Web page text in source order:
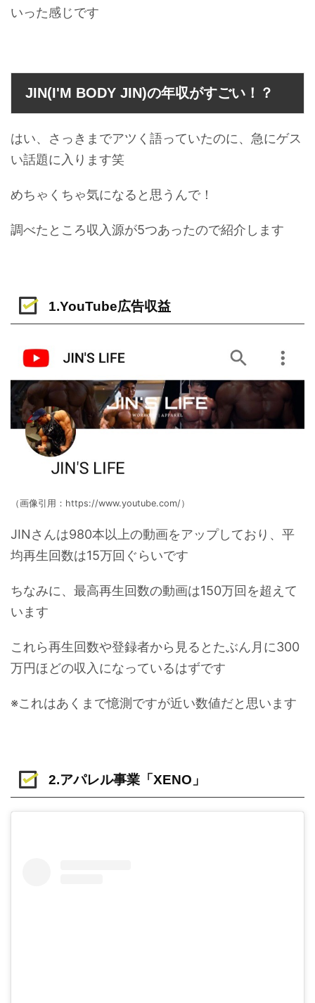
いった感じです
JIN(I'M BODY JIN)の年収がすごい！？
はい、さっきまでアツく語っていたのに、急にゲス
い話題に入ります笑
めちゃくちゃ気になると思うんで！
調べたところ収入源が5つあったので紹介します
1.YouTube広告収益
（画像引用：https://www.youtube.com/）
JINさんは980本以上の動画をアップしており、平
均再生回数は15万回ぐらいです
ちなみに、最高再生回数の動画は150万回を超えて
います
これら再生回数や登録者から見るとたぶん月に300
万円ほどの収入になっているはずです
※これはあくまで憶測ですが近い数値だと思います
2.アパレル事業「XENO」